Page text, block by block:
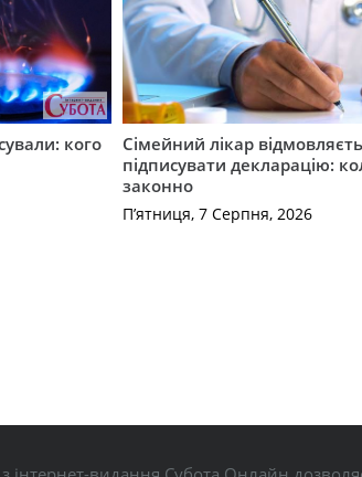
кого
Сімейний лікар
підписувати декларацію:
законно
П’ятниця, 7 Серпня, 2026